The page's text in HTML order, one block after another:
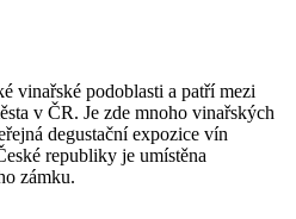
vinařské podoblasti a patří mezi
v ČR. Je zde mnoho vinařských
degustační expozice vín
republiky je umístěna
zámku.